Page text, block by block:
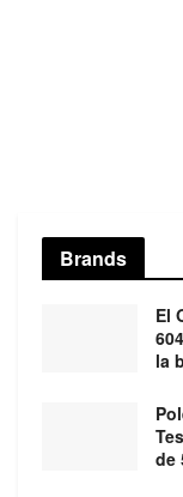
Brands
El
la
de